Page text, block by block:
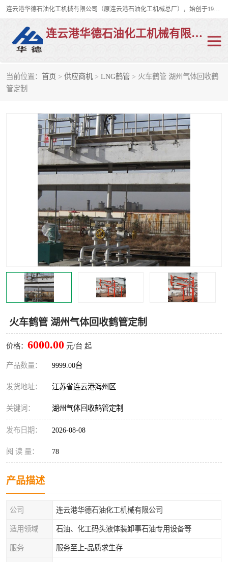
连云港华德石油化工机械有限公司（原连云港石油化工机械总厂），始创于1982年，是从事码头船用流体装卸臂、陆用流体装卸臂（鹤管）、活动梯、钢构平台、定量装车系统等全系列流体装卸设备的设计、制造、销售以及服务的专业供应商。
连云港华德石油化工机械有限公司
当前位置： 首页 > 供应商机 > LNG鹤管 > 火车鹤管 湖州气体回收鹤
管定制
火车鹤管 湖州气体回收鹤管定制
价格： 6000.00 元/台 起
产品数量： 9999.00台
发货地址： 江苏省连云港海州区
关键词： 湖州气体回收鹤管定制
发布日期： 2026-08-08
阅 读 量： 78
产品描述
公司 连云港华德石油化工机械有限公司
适用领域 石油、化工码头液体装卸事石油专用设备等
服务 服务至上-品质求生存
陆用流体装卸臂
液氨鹤管 液氯鹤管
LNG鹤管 活动梯
平台栈桥 卸车鹤管
装车鹤管 输油臂
紧急脱离干式接头 火车鹤管
汽车鹤管 顶部鹤管
底部鹤管 低温鹤管
浮动出油装置 鹤管